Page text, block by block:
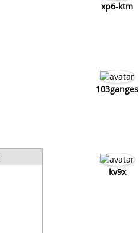
xp6-ktm
103ganges
kv9x